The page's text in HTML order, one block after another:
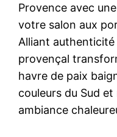
Provence avec
votre salon aux
Alliant
provençal
havre de paix
couleurs du Sud
ambiance